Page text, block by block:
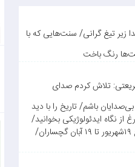
زیر تیغ گرانی/ سنت‌هایی که با
رنگ باخت
تلاش کردم صدای
باشم/ تاریخ را با دید
از نگاه ایدئولوژیکی بخوانید/
روایت وقایع ۱۹شهریور تا ۱۹ آبان گچساران/